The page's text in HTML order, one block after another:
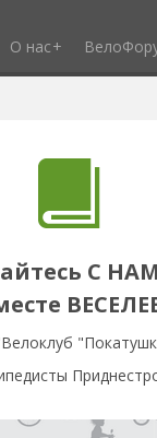
О нас
С